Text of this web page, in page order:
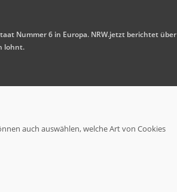
Nummer 6 in Europa. NRW.jetzt berichtet über
lohnt.
auch auswählen, welche Art von Cookies